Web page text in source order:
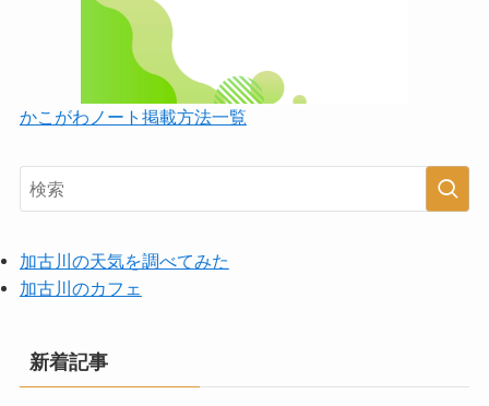
かこがわノート掲載方法一覧
加古川の天気を調べてみた
加古川のカフェ
新着記事